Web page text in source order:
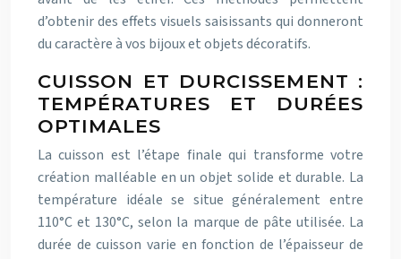
d’obtenir des effets visuels saisissants qui donneront
du caractère à vos bijoux et objets décoratifs.
CUISSON ET DURCISSEMENT :
TEMPÉRATURES ET DURÉES
OPTIMALES
La cuisson est l’étape finale qui transforme votre
création malléable en un objet solide et durable. La
température idéale se situe généralement entre
110°C et 130°C, selon la marque de pâte utilisée. La
durée de cuisson varie en fonction de l’épaisseur de